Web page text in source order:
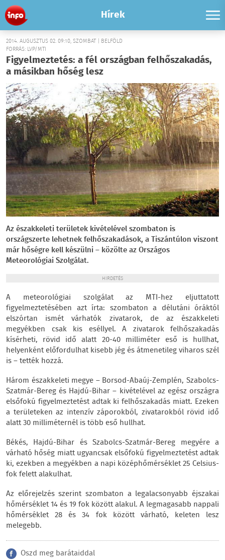
Hírek
2014. AUGUSZTUS 02. 09:10, SZOMBAT | BELFÖLD
FORRÁS: LVP/MTI
Figyelmeztetés: a fél országban felhőszakadás,
a másikban hőség lesz
Az északkeleti területek kivételével szombaton is
országszerte lehetnek felhőszakadások, a Tiszántúlon viszont
már hőségre kell készülni – közölte az Országos
Meteorológiai Szolgálat.
HIRDETÉS
A meteorológiai szolgálat az MTI-hez eljuttatott
figyelmeztetésében azt írta: szombaton a délutáni óráktól
elszórtan ismét várhatók zivatarok, de az északkeleti
megyékben csak kis eséllyel. A zivatarok felhőszakadás
kísérheti, rövid idő alatt 20-40 milliméter eső is hullhat,
helyenként előfordulhat kisebb jég és átmenetileg viharos szél
is – tették hozzá.
Három északkeleti megye – Borsod-Abaúj-Zemplén, Szabolcs-
Szatmár-Bereg és Hajdú-Bihar – kivételével az egész országra
elsőfokú figyelmeztetést adtak ki felhőszakadás miatt. Ezeken
a területeken az intenzív záporokból, zivatarokból rövid idő
alatt 30 milliméternél is több eső hullhat.
Békés, Hajdú-Bihar és Szabolcs-Szatmár-Bereg megyére a
várható hőség miatt ugyancsak elsőfokú figyelmeztetést adtak
ki, ezekben a megyékben a napi középhőmérséklet 25 Celsius-
fok felett alakulhat.
Az előrejelzés szerint szombaton a legalacsonyabb éjszakai
hőmérséklet 14 és 19 fok között alakul. A legmagasabb nappali
hőmérséklet 28 és 34 fok között várható, keleten lesz
melegebb.
Oszd meg barátaiddal